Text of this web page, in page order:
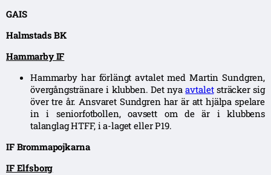
GAIS
Halmstads BK
Hammarby IF
Hammarby har förlängt avtalet med Martin Sundgren,
övergångstränare i klubben. Det nyaavtaletsträcker sig
över tre år. Ansvaret Sundgren har är att hjälpa spelare
in i seniorfotbollen, oavsett om de är i klubbens
talanglag HTFF, i a-laget eller P19.
IF Brommapojkarna
IF Elfsborg